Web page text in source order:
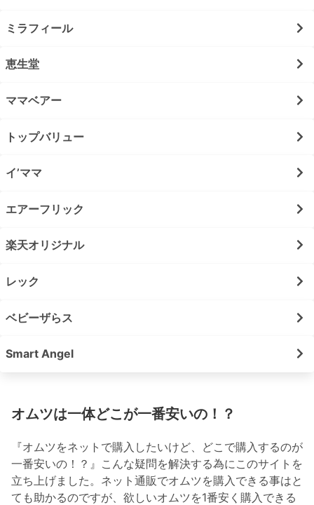
ミラフィール
恵生堂
ママベアー
トップバリュー
イ’ママ
エアーフリック
楽天オリジナル
レック
ベビーザらス
Smart Angel
オムツは一体どこが一番安いの！？
『オムツをネットで購入したいけど、どこで購入するのが
一番安いの！？』こんな疑問を解決する為にこのサイトを
立ち上げました。ネット通販でオムツを購入できる事はと
ても助かるのですが、欲しいオムツを1番安く購入できる